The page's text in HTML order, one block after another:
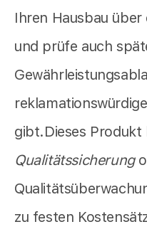
Ihren Hausbau über
und prüfe auch
gibt.Dieses Produkt
Qualitätssicherung
zu festen